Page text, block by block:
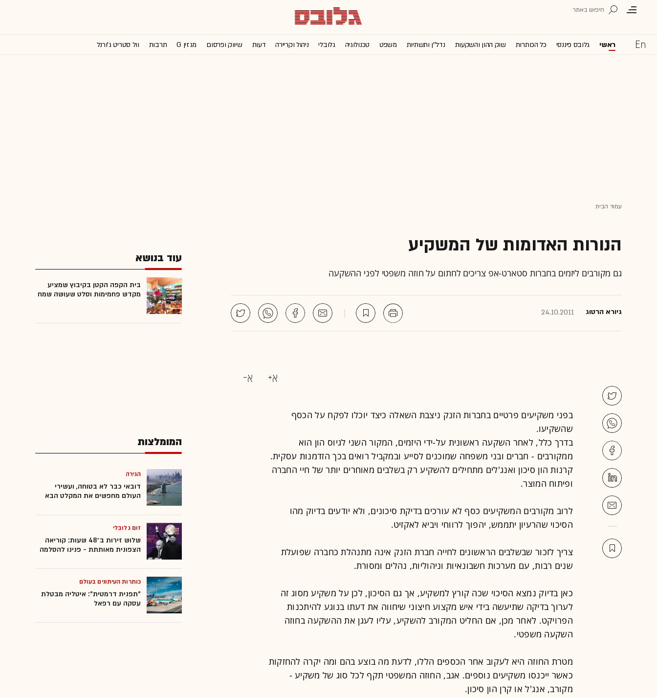
ראשי גלובס פיננסי כל הכותרות שוק ההון והשקעות נדל''ן ותשתיות משפט טכנולוגיה גלובלי ניהול וקריירה דעות שיווק ופרסום מגזין G תרבות וול סטריט ג'ורנל
עמוד הבית
הנורות האדומות של המשקיע
גם מקורבים ליזמים בחברות סטארט-אפ צריכים לחתום על חוזה משפטי לפני ההשקעה
גיורא הרטוג 24.10.2011
בפני משקיעים פרטיים בחברות הזנק ניצבת השאלה כיצד יוכלו לפקח על הכסף
שהשקיעו.
בדרך כלל, לאחר השקעה ראשונית על-ידי היזמים, המקור השני לגיוס הון הוא
ממקורבים - חברים ובני משפחה שמוכנים לסייע ובמקביל רואים בכך הזדמנות עסקית.
קרנות הון סיכון ואנג'לים מתחילים להשקיע רק בשלבים מאוחרים יותר של חיי החברה
ופיתוח המוצר.
לרוב מקורבים המשקיעים כסף לא עורכים בדיקת סיכונים, ולא יודעים בדיוק מהו
הסיכוי שהרעיון יתממש, יהפוך לרווחי ויביא לאקזיט.
צריך לזכור שבשלבים הראשונים לחייה חברת הזנק אינה מתנהלת כחברה שפועלת
שנים רבות, עם מערכות חשבונאיות וניהוליות, נהלים ומסורת.
כאן בדיוק נמצא הסיכוי שכה קורץ למשקיע, אך גם הסיכון, לכן על משקיע מסוג זה
לערוך בדיקה שתיעשה בידי איש מקצוע חיצוני שיחווה את דעתו בנוגע להיתכנות
הפרויקט. לאחר מכן, אם החליט המקורב להשקיע, עליו לעגן את ההשקעה בחוזה
השקעה משפטי.
מטרת החוזה היא לעקוב אחר הכספים הללו, לדעת מה בוצע בהם ומה יקרה להחזקות
כאשר ייכנסו משקיעים נוספים. אגב, החוזה המשפטי תקף לכל סוג של משקיע -
מקורב, אנג'ל או קרן הון סיכון.
עוד בנושא
בית הקפה הקטן בקיבוץ שמציע
מקדש פחמימות וסלט שעושה שמח
המומלצות
הגירה
דובאי כבר לא בטוחה, ועשירי
העולם מחפשים את המקלט הבא
זום גלובלי
שלוש זירות ב־48 שעות: קוריאה
הצפונית מאותתת - פנינו להסלמה
כותרות העיתונים בעולם
"תפנית דרמטית": איטליה מבטלת
עסקה עם רפאל